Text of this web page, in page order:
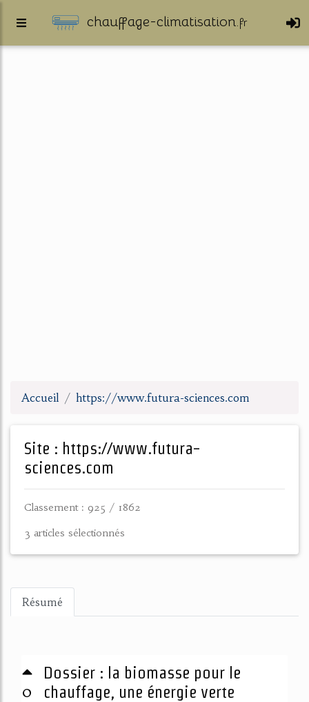
chauffage-climatisation.fr
Accueil https://www.futura-sciences.com
Site : https://www.futura-
sciences.com
Classement : 925 / 1862
3 articles sélectionnés
Résumé
0
Dossier : la biomasse pour le
chauffage, une énergie verte